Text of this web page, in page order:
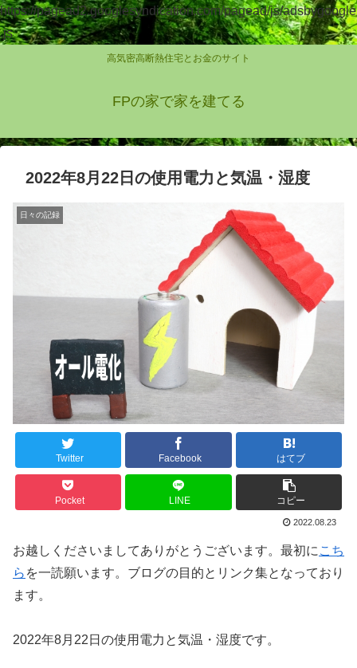
https://pagead2.googlesyndication.com/pagead/js/adsbygoogle
.js
高気密高断熱住宅とお金のサイト
FPの家で家を建てる
2022年8月22日の使用電力と気温・湿度
日々の記録
Twitter Facebook はてブ
Pocket LINE コピー
2022.08.23
お越しくださいましてありがとうございます。最初に こち
ら を一読願います。ブログの目的とリンク集となっており
ます。
2022年8月22日の使用電力と気温・湿度です。